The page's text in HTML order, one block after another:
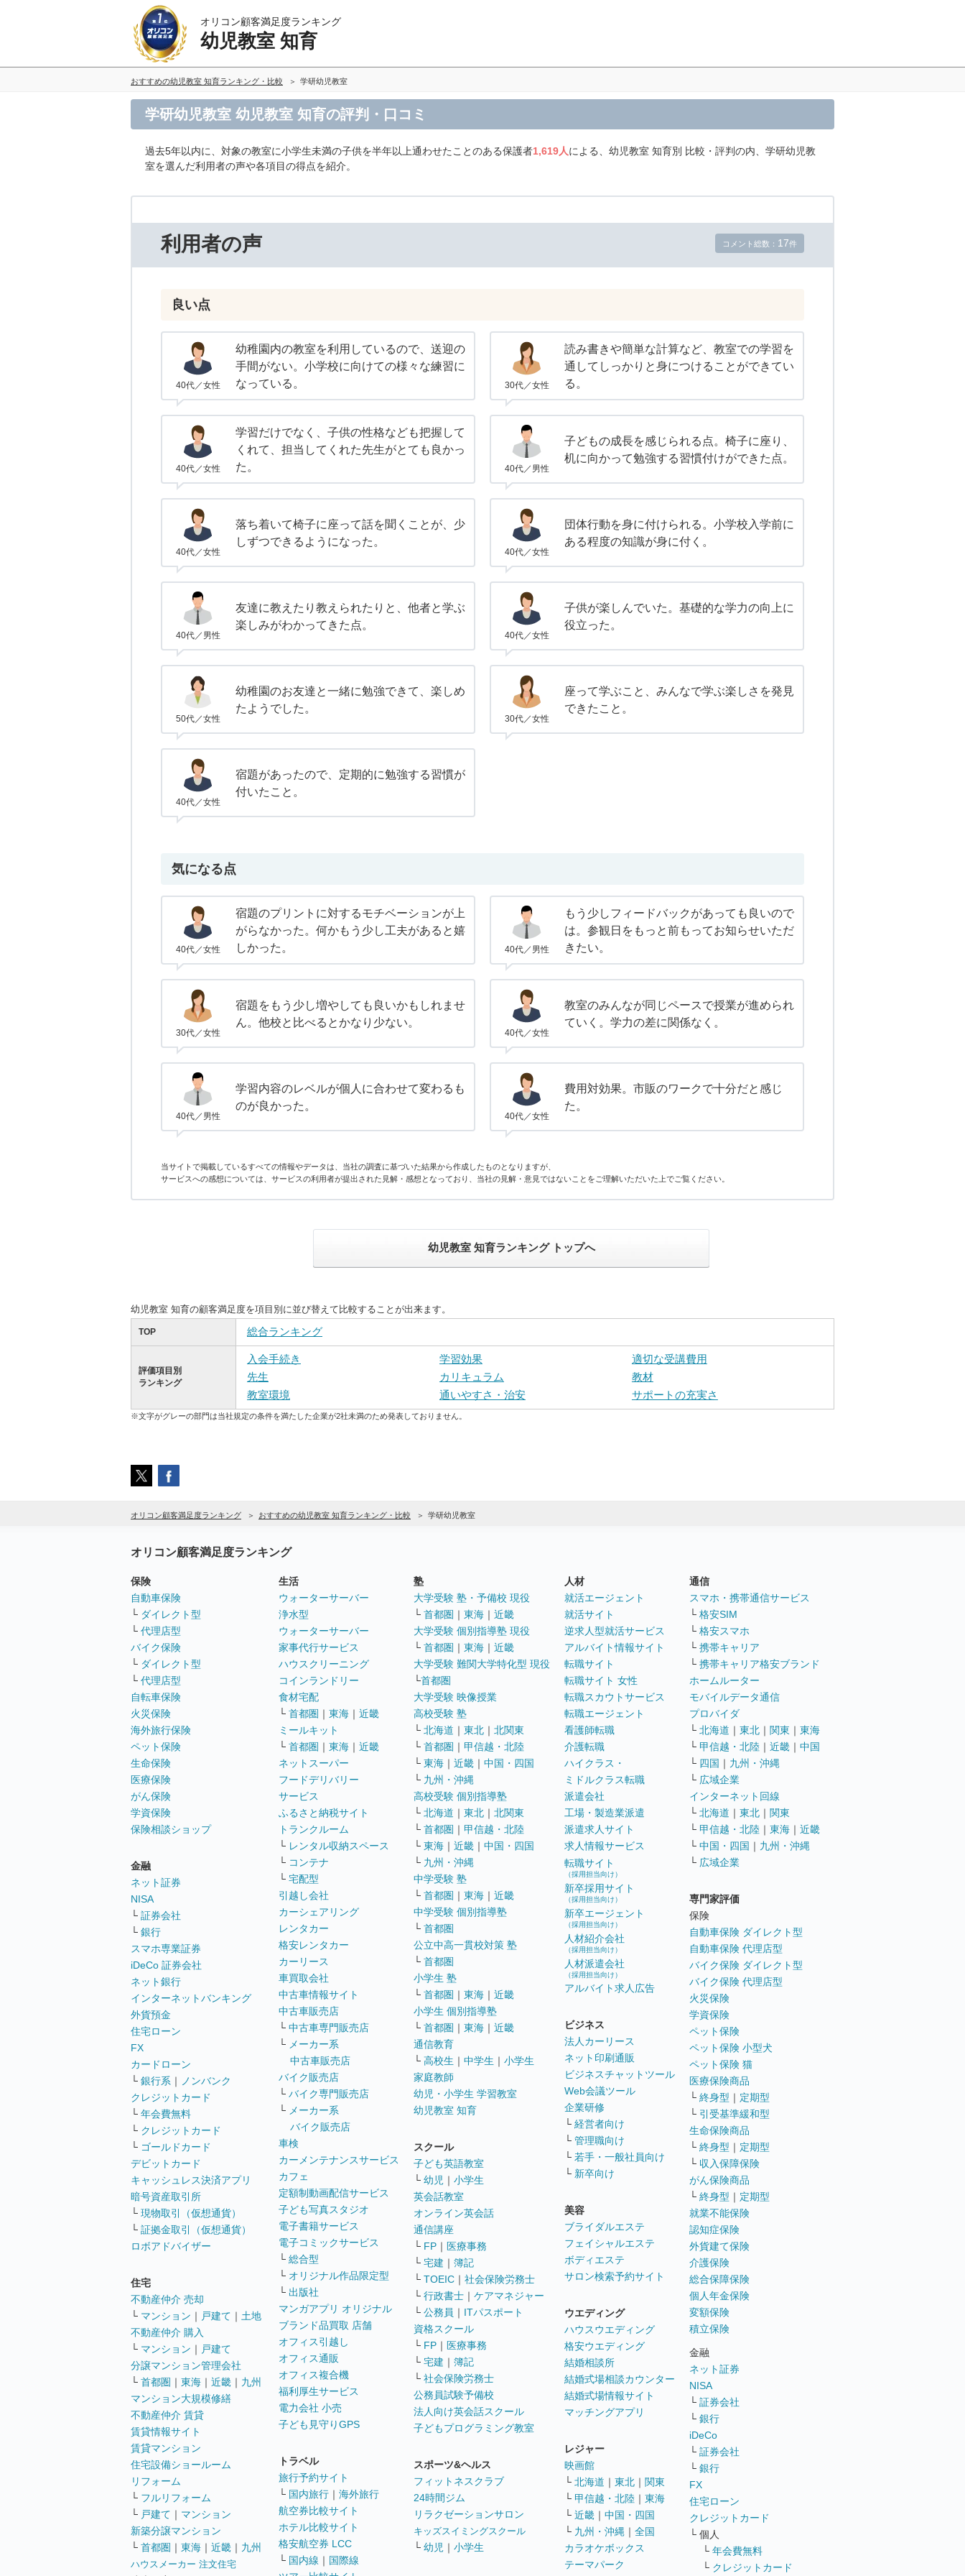
オリコン顧客満足度ランキング
幼児教室 知育
おすすめの幼児教室 知育ランキング・比較 学研幼児教室
学研幼児教室 幼児教室 知育の評判・口コミ
過去5年以内に、対象の教室に小学生未満の子供を半年以上通わせたことのある保護者1,619人による、幼児教室 知育別 比較・評判の内、学研幼児教
室を選んだ利用者の声や各項目の得点を紹介。
利用者の声 コメント総数： 17件
良い点
40代／女性
幼稚園内の教室を利用しているので、送迎の
手間がない。小学校に向けての様々な練習に
なっている。
30代／女性
読み書きや簡単な計算など、教室での学習を
通してしっかりと身につけることができてい
る。
40代／女性
学習だけでなく、子供の性格なども把握して
くれて、担当してくれた先生がとても良かっ
た。
40代／男性
子どもの成長を感じられる点。椅子に座り、
机に向かって勉強する習慣付けができた点。
40代／女性
落ち着いて椅子に座って話を聞くことが、少
しずつできるようになった。
40代／女性
団体行動を身に付けられる。小学校入学前に
ある程度の知識が身に付く。
40代／男性
友達に教えたり教えられたりと、他者と学ぶ
楽しみがわかってきた点。
40代／女性
子供が楽しんでいた。基礎的な学力の向上に
役立った。
50代／女性
幼稚園のお友達と一緒に勉強できて、楽しめ
たようでした。
30代／女性
座って学ぶこと、みんなで学ぶ楽しさを発見
できたこと。
40代／女性
宿題があったので、定期的に勉強する習慣が
付いたこと。
気になる点
40代／女性
宿題のプリントに対するモチベーションが上
がらなかった。何かもう少し工夫があると嬉
しかった。
40代／男性
もう少しフィードバックがあっても良いので
は。参観日をもっと前もってお知らせいただ
きたい。
30代／女性
宿題をもう少し増やしても良いかもしれませ
ん。他校と比べるとかなり少ない。
40代／女性
教室のみんなが同じペースで授業が進められ
ていく。学力の差に関係なく。
40代／男性
学習内容のレベルが個人に合わせて変わるも
のが良かった。
40代／女性
費用対効果。市販のワークで十分だと感じ
た。
当サイトで掲載しているすべての情報やデータは、当社の調査に基づいた結果から作成したものとなりますが、
サービスへの感想については、サービスの利用者が提出された見解・感想となっており、当社の見解・意見ではないことをご理解いただいた上でご覧ください。
幼児教室 知育ランキング トップへ
幼児教室 知育の顧客満足度を項目別に並び替えて比較することが出来ます。
TOP 総合ランキング
評価項目別
ランキング
入会手続き 学習効果
適切な受講費用
先生
カリキュラム
教材
教室環境
通いやすさ・治安 サポートの充実さ
※文字がグレーの部門は当社規定の条件を満たした企業が2社未満のため発表しておりません。
オリコン顧客満足度ランキング おすすめの幼児教室 知育ランキング・比較 学研幼児教室
オリコン顧客満足度ランキング
保険
自動車保険
└ ダイレクト型
└ 代理店型
バイク保険
└ ダイレクト型
└ 代理店型
自転車保険
火災保険
海外旅行保険
ペット保険
生命保険
医療保険
がん保険
学資保険
保険相談ショップ
金融
ネット証券
NISA
└ 証券会社
└ 銀行
スマホ専業証券
iDeCo 証券会社
ネット銀行
インターネットバンキング
外貨預金
住宅ローン
FX
カードローン
└ 銀行系 ｜
ノンバンク
クレジットカード
└ 年会費無料
└ クレジットカード
└ ゴールドカード
デビットカード
キャッシュレス決済アプリ
暗号資産取引所
└ 現物取引（仮想通貨）
└ 証拠金取引（仮想通貨）
ロボアドバイザー
住宅
不動産仲介 売却
└ マンション ｜ 戸建て ｜ 土地
不動産仲介 購入
└ マンション ｜ 戸建て
分譲マンション管理会社
└ 首都圏 ｜ 東海 ｜ 近畿 ｜ 九州
マンション大規模修繕
不動産仲介 賃貸
賃貸情報サイト
賃貸マンション
住宅設備ショールーム
リフォーム
└ フルリフォーム
└ 戸建て ｜ マンション
新築分譲マンション
└ 首都圏 ｜ 東海 ｜ 近畿 ｜ 九州
ハウスメーカー 注文住宅
生活
ウォーターサーバー
浄水型
ウォーターサーバー
家事代行サービス
ハウスクリーニング
コインランドリー
食材宅配
└ 首都圏 ｜ 東海 ｜ 近畿
ミールキット
└ 首都圏 ｜ 東海 ｜ 近畿
ネットスーパー
フードデリバリー
サービス
ふるさと納税サイト
トランクルーム
└ レンタル収納スペース
└ コンテナ
└ 宅配型
引越し会社
カーシェアリング
レンタカー
格安レンタカー
カーリース
車買取会社
中古車情報サイト
中古車販売店
└ 中古車専門販売店
└ メーカー系
中古車販売店
バイク販売店
└ バイク専門販売店
└ メーカー系
バイク販売店
車検
カーメンテナンスサービス
カフェ
定額制動画配信サービス
子ども写真スタジオ
電子書籍サービス
電子コミックサービス
└ 総合型
└ オリジナル作品限定型
└ 出版社
マンガアプリ オリジナル
ブランド品買取 店舗
オフィス引越し
オフィス通販
オフィス複合機
福利厚生サービス
電力会社 小売
子ども見守りGPS
トラベル
旅行予約サイト
└ 国内旅行 ｜ 海外旅行
航空券比較サイト
ホテル比較サイト
格安航空券 LCC
└ 国内線 ｜ 国際線
塾
大学受験 塾・予備校 現役
└ 首都圏 ｜ 東海 ｜ 近畿
大学受験 個別指導塾 現役
└ 首都圏 ｜ 東海 ｜ 近畿
大学受験 難関大学特化型 現役
└首都圏
大学受験 映像授業
高校受験 塾
└ 北海道 ｜ 東北 ｜ 北関東
└ 首都圏 ｜ 甲信越・北陸
└ 東海 ｜ 近畿 ｜ 中国・四国
└ 九州・沖縄
高校受験 個別指導塾
└ 北海道 ｜ 東北 ｜ 北関東
└ 首都圏 ｜ 甲信越・北陸
└ 東海 ｜ 近畿 ｜ 中国・四国
└ 九州・沖縄
中学受験 塾
└ 首都圏 ｜ 東海 ｜ 近畿
中学受験 個別指導塾
└ 首都圏
公立中高一貫校対策 塾
└ 首都圏
小学生 塾
└ 首都圏 ｜ 東海 ｜ 近畿
小学生 個別指導塾
└ 首都圏 ｜ 東海 ｜ 近畿
通信教育
└ 高校生 ｜ 中学生 ｜ 小学生
家庭教師
幼児・小学生 学習教室
幼児教室 知育
スクール
子ども英語教室
└ 幼児 ｜ 小学生
英会話教室
オンライン英会話
通信講座
└ FP ｜ 医療事務
└ 宅建 ｜ 簿記
└ TOEIC ｜ 社会保険労務士
└ 行政書士 ｜ ケアマネジャー
└ 公務員 ｜ ITパスポート
資格スクール
└ FP ｜ 医療事務
└ 宅建 ｜ 簿記
└ 社会保険労務士
公務員試験予備校
法人向け英会話スクール
子どもプログラミング教室
スポーツ&ヘルス
フィットネスクラブ
24時間ジム
リラクゼーションサロン
キッズスイミングスクール
└ 幼児 ｜ 小学生
人材
就活エージェント
就活サイト
逆求人型就活サービス
アルバイト情報サイト
転職サイト
転職サイト 女性
転職スカウトサービス
転職エージェント
看護師転職
介護転職
ハイクラス・
ミドルクラス転職
派遣会社
工場・製造業派遣
派遣求人サイト
求人情報サービス
転職サイト
（採用担当向け）
新卒採用サイト
（採用担当向け）
新卒エージェント
（採用担当向け）
人材紹介会社
（採用担当向け）
人材派遣会社
（採用担当向け）
アルバイト求人広告
ビジネス
法人カーリース
ネット印刷通販
ビジネスチャットツール
Web会議ツール
企業研修
└ 経営者向け
└ 管理職向け
└ 若手・一般社員向け
└ 新卒向け
美容
ブライダルエステ
フェイシャルエステ
ボディエステ
サロン検索予約サイト
ウエディング
ハウスウエディング
格安ウエディング
結婚相談所
結婚式場相談カウンター
結婚式場情報サイト
マッチングアプリ
レジャー
映画館
└ 北海道 ｜ 東北 ｜ 関東
└ 甲信越・北陸 ｜ 東海
└ 近畿 ｜ 中国・四国
└ 九州・沖縄 ｜ 全国
カラオケボックス
テーマパーク
通信
スマホ・携帯通信サービス
└ 格安SIM
└ 格安スマホ
└ 携帯キャリア
└ 携帯キャリア格安ブランド
ホームルーター
モバイルデータ通信
プロバイダ
└ 北海道 ｜ 東北 ｜ 関東 ｜ 東海
└ 甲信越・北陸 ｜ 近畿 ｜ 中国
└ 四国 ｜ 九州・沖縄
└ 広域企業
インターネット回線
└ 北海道 ｜ 東北 ｜ 関東
└ 甲信越・北陸 ｜ 東海 ｜ 近畿
└ 中国・四国 ｜ 九州・沖縄
└ 広域企業
専門家評価
保険
自動車保険 ダイレクト型
自動車保険 代理店型
バイク保険 ダイレクト型
バイク保険 代理店型
火災保険
学資保険
ペット保険
ペット保険 小型犬
ペット保険 猫
医療保険商品
└ 終身型 ｜ 定期型
└ 引受基準緩和型
生命保険商品
└ 終身型 ｜ 定期型
└ 収入保障保険
がん保険商品
└ 終身型 ｜ 定期型
就業不能保険
認知症保険
外貨建て保険
介護保険
総合保障保険
個人年金保険
変額保険
積立保険
金融
ネット証券
NISA
└ 証券会社
└ 銀行
iDeCo
└ 証券会社
└ 銀行
FX
住宅ローン
クレジットカード
└ 個人
└ 年会費無料
└ クレジットカード